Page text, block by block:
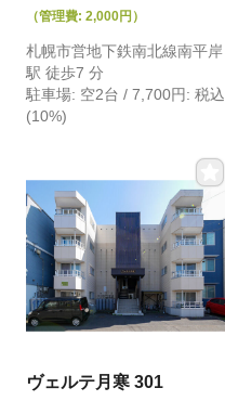
（管理費: 2,000円）
札幌市営地下鉄南北線南平岸
駅 徒歩7 分
駐車場: 空2台 / 7,700円: 税込
(10%)
ヴェルテ月寒 301